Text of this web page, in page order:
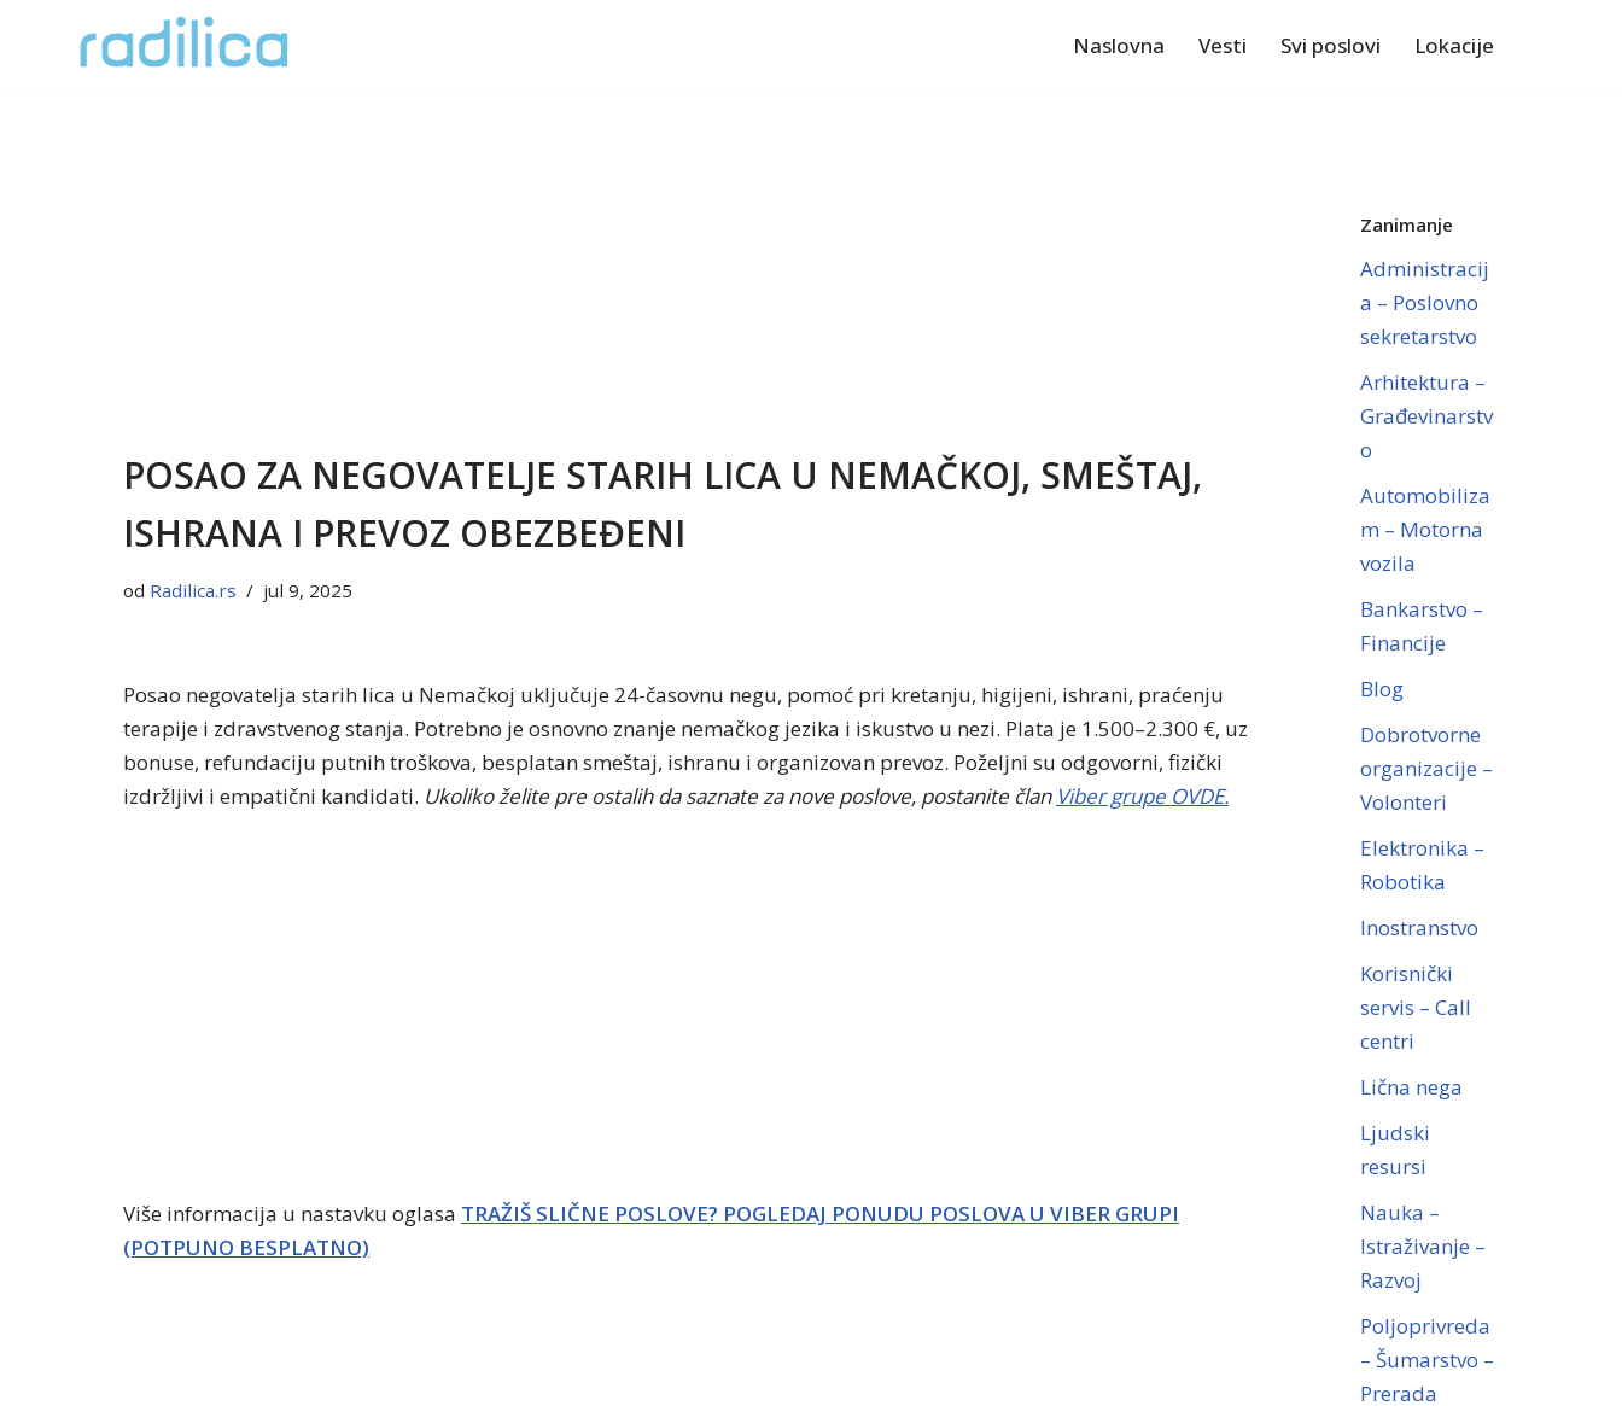
Naslovna Vesti Svi poslovi Lokacije
POSAO ZA NEGOVATELJE STARIH LICA U NEMAČKOJ, SMEŠTAJ,
ISHRANA I PREVOZ OBEZBEĐENI
od Radilica.rs jul 9, 2025
Posao negovatelja starih lica u Nemačkoj uključuje 24-časovnu negu, pomoć pri kretanju, higijeni, ishrani, praćenju
terapije i zdravstvenog stanja. Potrebno je osnovno znanje nemačkog jezika i iskustvo u nezi. Plata je 1.500–2.300 €, uz
bonuse, refundaciju putnih troškova, besplatan smeštaj, ishranu i organizovan prevoz. Poželjni su odgovorni, fizički
izdržljivi i empatični kandidati. Ukoliko želite pre ostalih da saznate za nove poslove, postanite član Viber grupe OVDE.
Više informacija u nastavku oglasa TRAŽIŠ SLIČNE POSLOVE? POGLEDAJ PONUDU POSLOVA U VIBER GRUPI
(POTPUNO BESPLATNO)
Zanimanje
Administracij
a – Poslovno
sekretarstvo
Arhitektura –
Građevinarstv
o
Automobiliza
m – Motorna
vozila
Bankarstvo –
Financije
Blog
Dobrotvorne
organizacije –
Volonteri
Elektronika –
Robotika
Inostranstvo
Korisnički
servis – Call
centri
Lična nega
Ljudski
resursi
Nauka –
Istraživanje –
Razvoj
Poljoprivreda
– Šumarstvo –
Prerada